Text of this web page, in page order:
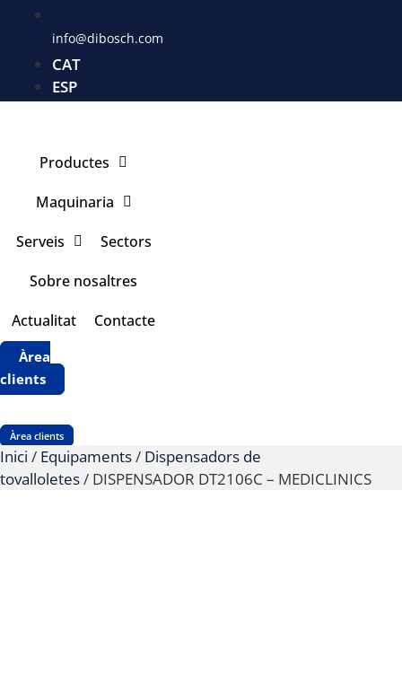
info@dibosch.com
CAT
ESP
Productes
Maquinaria
Serveis
Sectors
Sobre nosaltres
Actualitat
Contacte
Àrea
clients
Àrea clients
Inici / Equipaments/ Dispensadors de
tovalloletes/ DISPENSADOR DT2106C – MEDICLINICS